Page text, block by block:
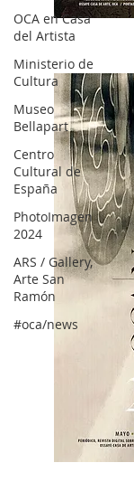
OCA en Casa
del Artista
Ministerio de
Cultura
Museo
Bellapart
Centro
Cultural de
España
PhotoImagen
2024
ARS / Gallery,
Arte San
Ramón
#oca/news
OCA|News 28 / Julio-